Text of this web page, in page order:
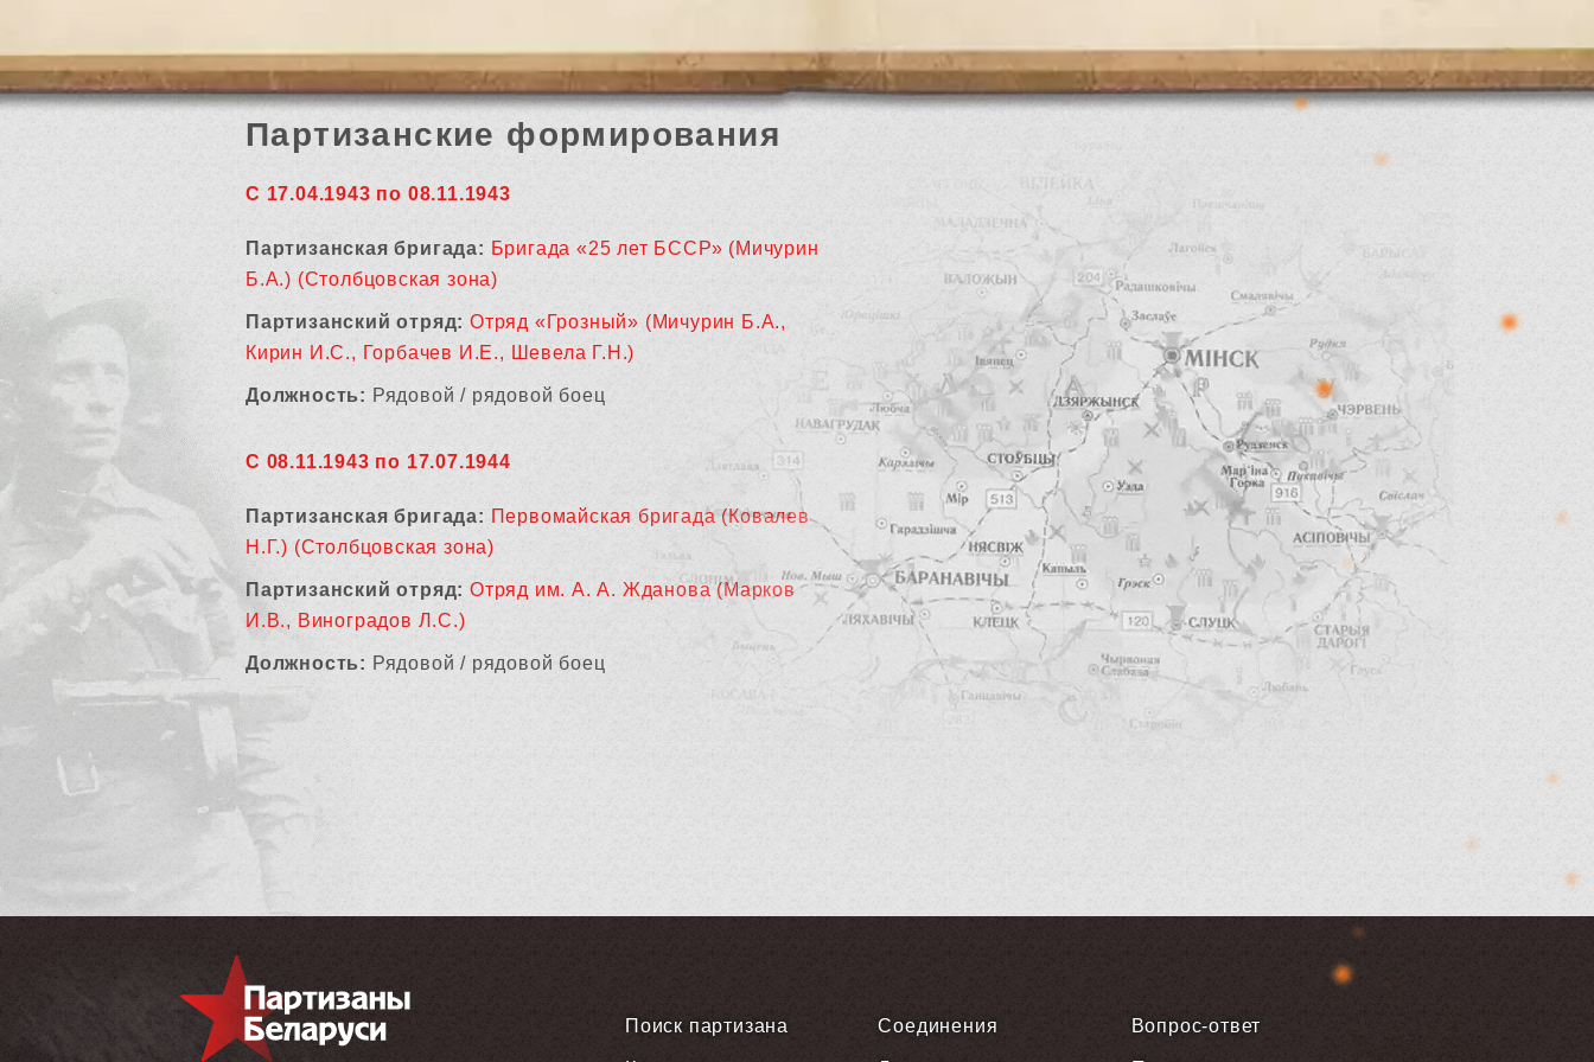
Партизанские формирования
С 17.04.1943 по 08.11.1943
Партизанская бригада: Бригада «25 лет БССР» (Мичурин
Б.А.) (Столбцовская зона)
Партизанский отряд: Отряд «Грозный» (Мичурин Б.А.,
Кирин И.С., Горбачев И.Е., Шевела Г.Н.)
Должность: Рядовой / рядовой боец
С 08.11.1943 по 17.07.1944
Партизанская бригада: Первомайская бригада (Ковалев
Н.Г.) (Столбцовская зона)
Партизанский отряд: Отряд им. А. А. Жданова (Марков
И.В., Виноградов Л.С.)
Должность: Рядовой / рядовой боец
Поиск партизана Соединения Вопрос-ответ